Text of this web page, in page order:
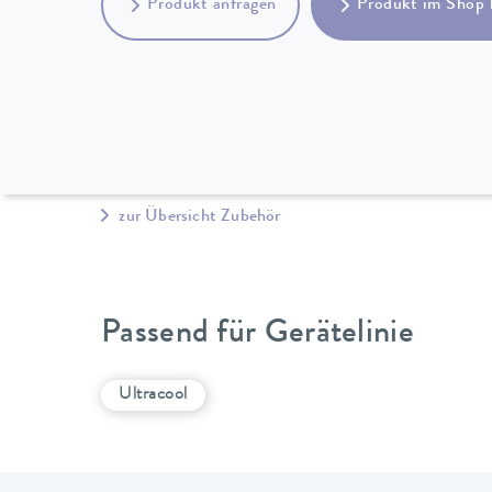
Produkt anfragen Produkt im Shop
zur Übersicht Zubehör
Passend für Gerätelinie
Ultracool